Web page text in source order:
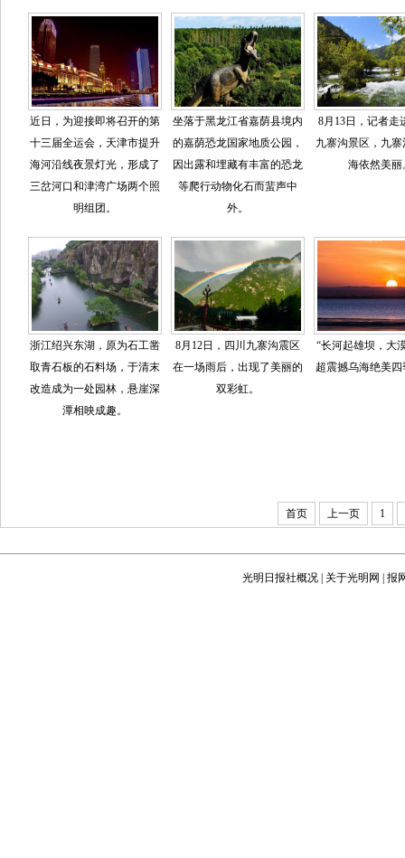
近日，为迎接即将召开的第
十三届全运会，天津市提升
海河沿线夜景灯光，形成了
三岔河口和津湾广场两个照
明组团。
坐落于黑龙江省嘉荫县境内
的嘉荫恐龙国家地质公园，
因出露和埋藏有丰富的恐龙
等爬行动物化石而蜚声中
外。
8月13日，记者走
九寨沟景区，九
海依然美丽
浙江绍兴东湖，原为石工凿
取青石板的石料场，于清末
改造成为一处园林，悬崖深
潭相映成趣。
8月12日，四川九寨沟震区
在一场雨后，出现了美丽的
双彩虹。
“长河起雄坝，大
超震撼乌海绝美
首页 上一页 1
光明日报社概况 关于光明网 报